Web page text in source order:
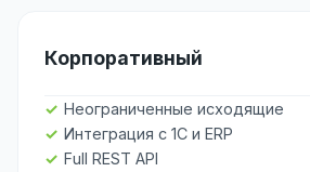
Корпоративный
Неограниченные исходящие
Интеграция с 1С и ERP
Full REST API